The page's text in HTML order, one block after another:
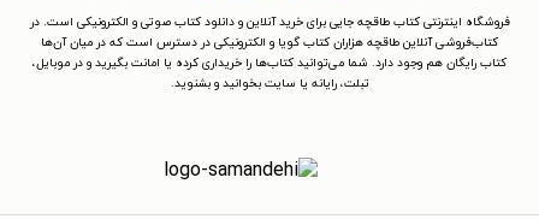
فروشگاه اینترنتی کتاب طاقچه جایی برای خرید آنلاین و دانلود کتاب صوتی و الکترونیکی است. در
کتاب‌فروشی آنلاین طاقچه هزاران کتاب گویا و الکترونیکی در دسترس است که در میان آن‌ها
کتاب رایگان هم وجود دارد. شما می‌توانید کتاب‌ها را خریداری کرده یا امانت بگیرید و در موبایل،
تبلت، رایانه یا سایت بخوانید و بشنوید.